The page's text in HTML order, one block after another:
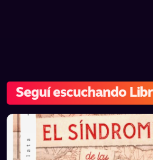
Seguí escuchando